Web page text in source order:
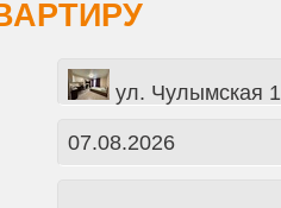
ул. Чулымская